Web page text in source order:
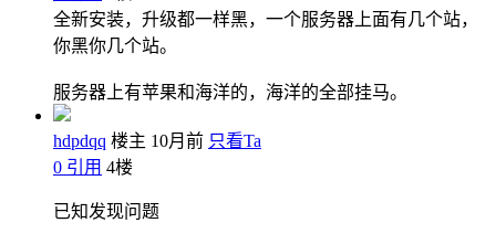
全新安装，升级都一样黑，一个服务器上面有几个站，
你黑你几个站。
服务器上有苹果和海洋的，海洋的全部挂马。
hdpdqq 楼主 10月前 只看Ta
0 引用 4楼
已知发现问题